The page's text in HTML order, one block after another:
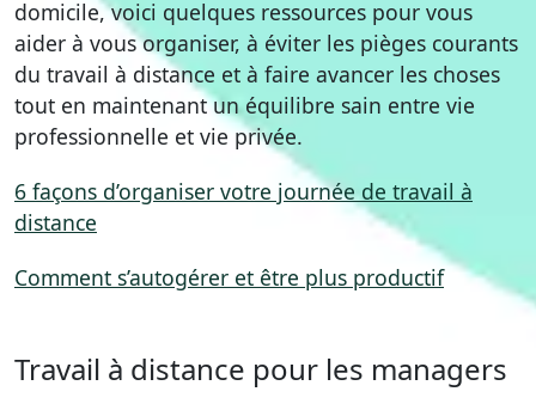
domicile, voici quelques ressources pour vous
aider à vous organiser, à éviter les pièges courants
du travail à distance et à faire avancer les choses
tout en maintenant un équilibre sain entre vie
professionnelle et vie privée.
6 façons d’organiser votre journée de travail à
distance
Comment s’autogérer et être plus productif
Travail à distance pour les managers